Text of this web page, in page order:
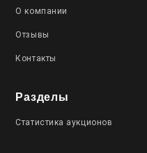
О компании
Отзывы
Контакты
Разделы
Статистика аукционов